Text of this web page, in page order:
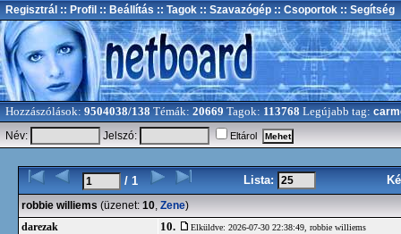
Regisztrál :: Profil :: Beállítás :: Tagok :: Szavazógép :: Csoportok :: Segítség
Hozzászólások: 9504038/138 Témák: 20669 Tagok: 113768 Legújabb tag:
Név:
Jelszó: Eltárol
/ 1 Lista:
robbie williems (üzenet: 10, Zene)
darezak 10. Elküldve: 2026-07-30 22:38:49, robbie williems